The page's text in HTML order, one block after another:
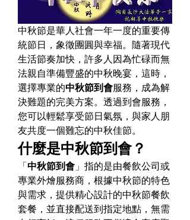
中秋節是華人社會一年一度的重要傳
統節日，象徵團圓與幸福。隨著現代
生活節奏加快，許多人因為忙碌而無
法親自準備豐盛的中秋晚宴，這時，
選擇專業的中秋節到會服務，成為解
決難題的完美方案。透過到會服務，
您可以輕鬆享受節日氣氛，與家人朋
友共度一個難忘的中秋佳節。
什麼是中秋節到會？
「中秋節到會 」指的是由餐飲公司或
專業外燴服務商，根據中秋節的特色
與需求，提供精心設計的中秋節餐飲
套餐，並直接配送到指定地點，無需